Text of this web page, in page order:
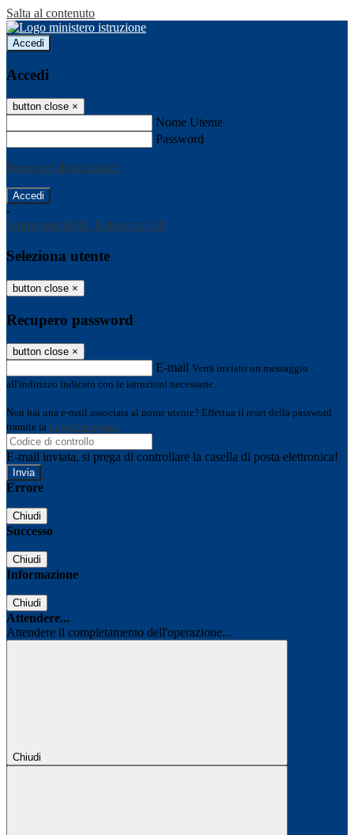
Salta al contenuto
Accedi
Accedi
button close ×
Nome Utente
Password
Password dimenticata?
-
Entra con SPID Entra con CIE
Seleziona utente
button close ×
Recupero password
button close ×
E-mail Verrà inviato un messaggio
all'indirizzo indicato con le istruzioni necessarie.
Non hai una e-mail associata al nome utente? Effettua il reset della password
tramite la Login Spaggiari
E-mail inviata, si prega di controllare la casella di posta elettronica!
Errore
Chiudi
Successo
Chiudi
Informazione
Chiudi
Attendere...
Attendere il completamento dell'operazione...
Chiudi